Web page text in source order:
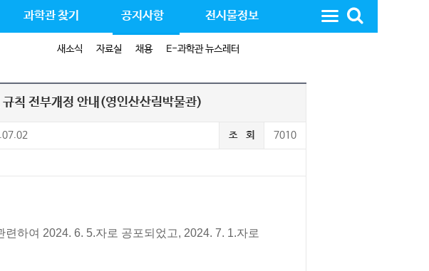
과학관 찾기 공지사항
새소식 자료실 채용 E-과학관 뉴스레터
전시물정보
칙 전부개정 안내(영인산산림박물관)
조 회 7010
하여 2024. 6. 5.자로 공포되었고, 2024. 7. 1.자로